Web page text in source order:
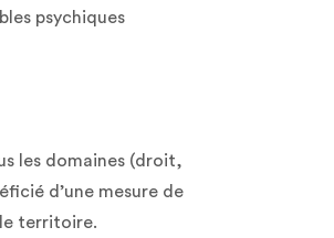
psychiques
les domaines (droit,
d’une mesure de
territoire.